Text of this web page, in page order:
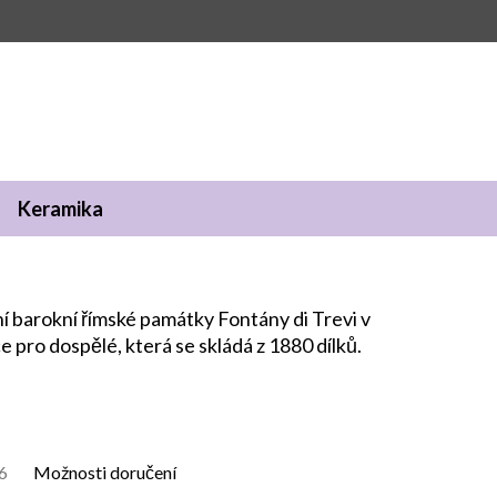
Keramika
Možnosti doručení
barokní římské památky Fontány di Trevi v
pro dospělé, která se skládá z 1880 dílků.